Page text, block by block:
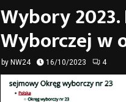
Wybory
Wyborczej w
by NW24 16/10/2023 4